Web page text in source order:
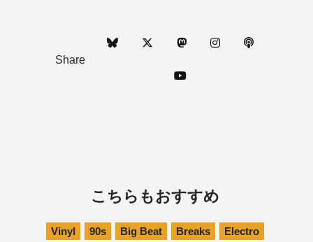
Share
こちらもおすすめ
Vinyl 90s Big Beat Breaks Electro